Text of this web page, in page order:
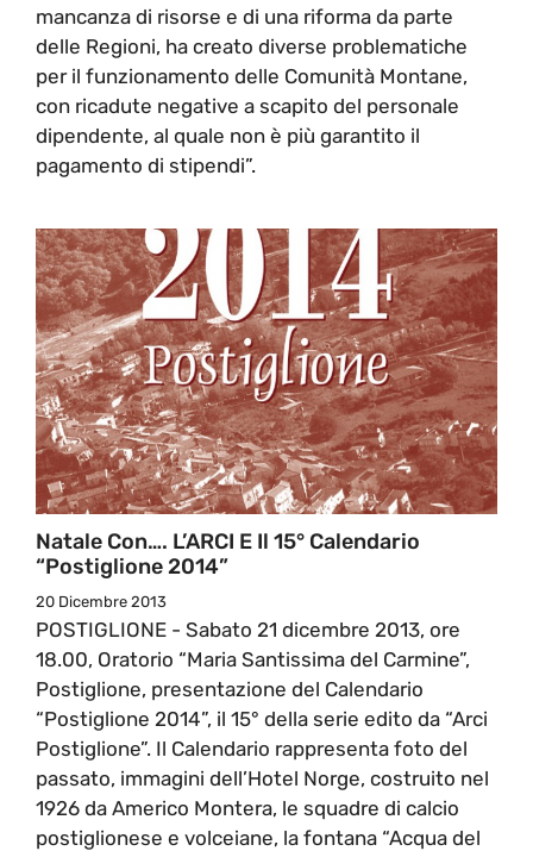
mancanza di risorse e di una riforma da parte
delle Regioni, ha creato diverse problematiche
per il funzionamento delle Comunità Montane,
con ricadute negative a scapito del personale
dipendente, al quale non è più garantito il
pagamento di stipendi”.
Natale Con…. L’ARCI E Il 15° Calendario
“Postiglione 2014”
20 Dicembre 2013
POSTIGLIONE - Sabato 21 dicembre 2013, ore
18.00, Oratorio “Maria Santissima del Carmine”,
Postiglione, presentazione del Calendario
“Postiglione 2014”, il 15° della serie edito da “Arci
Postiglione”. Il Calendario rappresenta foto del
passato, immagini dell’Hotel Norge, costruito nel
1926 da Americo Montera, le squadre di calcio
postiglionese e volceiane, la fontana “Acqua del